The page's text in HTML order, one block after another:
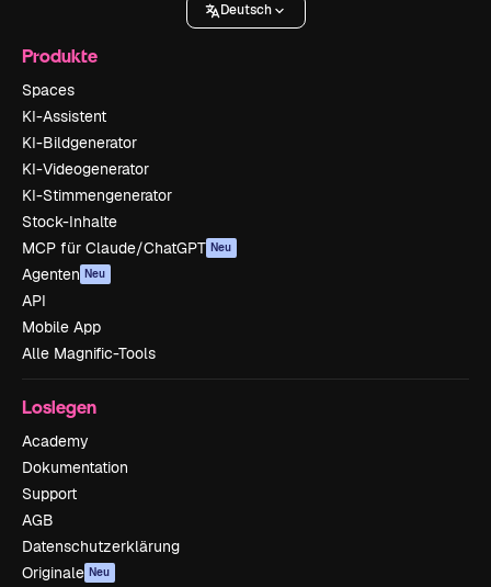
Deutsch
Produkte
Spaces
KI-Assistent
KI-Bildgenerator
KI-Videogenerator
KI-Stimmengenerator
Stock-Inhalte
MCP für Claude/ChatGPT Neu
Agenten Neu
API
Mobile App
Alle Magnific-Tools
Loslegen
Academy
Dokumentation
Support
AGB
Datenschutzerklärung
Originale Neu